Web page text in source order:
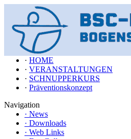
· HOME
· VERANSTALTUNGEN
· SCHNUPPERKURS
· Präventionskonzept
Navigation
· News
· Downloads
· Web Links